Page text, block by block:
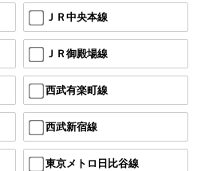
ＪＲ中央本線
ＪＲ御殿場線
西武有楽町線
西武新宿線
東京メトロ日比谷線